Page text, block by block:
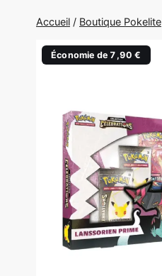
Accueil / Boutique Pokelite
Économie de 7,90 €